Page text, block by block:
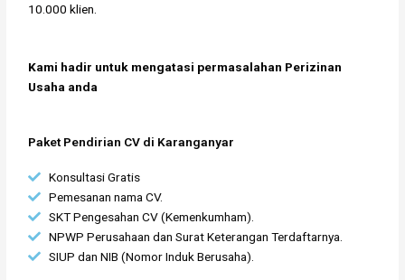
10.000 klien.
Kami hadir untuk mengatasi permasalahan Perizinan
Usaha anda
Paket Pendirian CV di Karanganyar
Konsultasi Gratis
Pemesanan nama CV.
SKT Pengesahan CV (Kemenkumham).
NPWP Perusahaan dan Surat Keterangan Terdaftarnya.
SIUP dan NIB (Nomor Induk Berusaha).